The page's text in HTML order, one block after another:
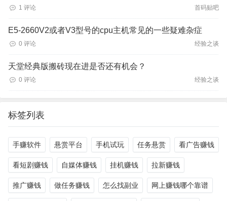
1 评论 首码贴吧
E5-2660V2或者V3型号的cpu主机常见的一些疑难杂症
0 评论 经验之谈
天堂经典版搬砖现在进是否还有机会？
0 评论 经验之谈
标签列表
手赚软件 悬赏平台 手机试玩 任务悬赏 看广告赚钱
看短剧赚钱 自媒体赚钱 挂机赚钱 拉新赚钱
推广赚钱 做任务赚钱 怎么找副业 网上赚钱哪个靠谱